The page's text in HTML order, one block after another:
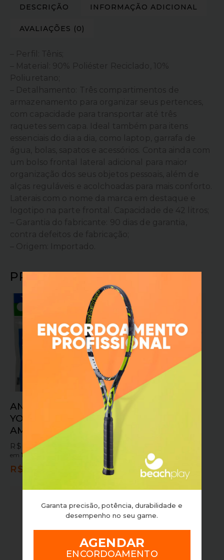
Garanta precisão, potência, durabilidade e
desempenho no seu game.
AGENDAR
ENCORDOAMENTO
DESCRIÇÃO INFORMAÇÃO ADICIONAL
AVALIAÇÕES (0)
– Perfil: Tênis;
– Material: 90% Poliéster Reciclado, 10%
Poliuretano;
– Detalhamento: Três compartimentos de
armazenamento para organizar seus pertences,
com capacidade para transportar até três
raquetes sem capa. Ideal também para itens
essenciais do dia a dia, como laptop, garrafa de
água, bolas, sapatos e acessórios. Conta ainda com
um bolso frontal lateral adicional para maior
organização dos seus objetos pessoais, além de
alças reguláveis e acolchoadas para mais conforto.
Laterais com o nome da marca em destaque e
logotipo na parte frontal. Capacidade de 42 litros;
– Garantia do fabricante: 90 dias de garantia,
contra defeitos de fabricação;
– Origem: Importado.
PRODUTOS RELACIONADOS
ANTIVIBRADOR
YONEX ESTRELA
AMARELO E ROSA
R$ 35,90
em10x sem juros
R$
FORA DE ESTOQUE
ÓCULOS GOODR
FROM ZERO TO
em 10x sem juros
R$ 287,91 no pix